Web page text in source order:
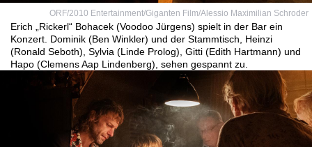
ORF/2010 Entertainment/Giganten Film/Alessio Maximilian Schroder
Erich „Rickerl“ Bohacek (Voodoo Jürgens) spielt in der Bar ein
Konzert. Dominik (Ben Winkler) und der Stammtisch, Heinzi
(Ronald Seboth), Sylvia (Linde Prolog), Gitti (Edith Hartmann) und
Hapo (Clemens Aap Lindenberg), sehen gespannt zu.